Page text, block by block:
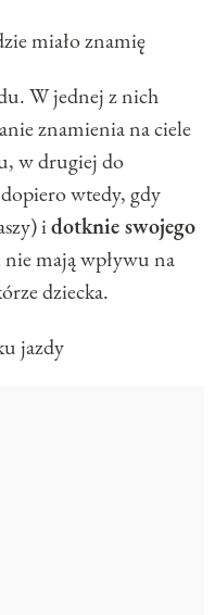
miało znamię
W jednej z nich
znamienia na ciele
w drugiej do
wtedy, gdy
idotknie swojego
mają wpływu na
dziecka.
jazdy